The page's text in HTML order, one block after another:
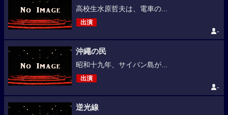
高校生水原哲夫は、電車の...
出演
-
沖繩の民
昭和十九年、サイパン島が...
出演
-
逆光線